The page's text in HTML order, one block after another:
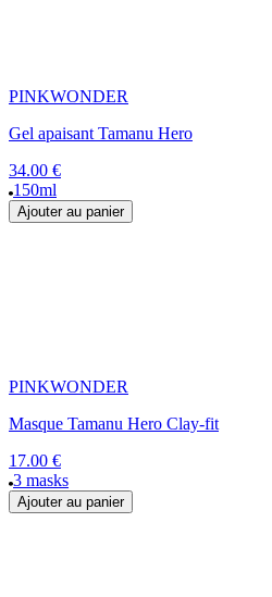
PINKWONDER
Gel apaisant Tamanu Hero
34.00 €
150ml
Ajouter au panier
PINKWONDER
Masque Tamanu Hero Clay-fit
17.00 €
3 masks
Ajouter au panier